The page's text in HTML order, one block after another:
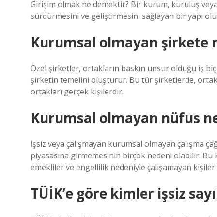
Girişim olmak ne demektir? Bir kurum, kuruluş
sürdürmesini ve geliştirmesini sağlayan bir yapı
Kurumsal olmayan şirkete
Özel şirketler, ortakların baskın unsur olduğu iş
şirketin temelini oluşturur. Bu tür şirketlerde, ortak
ortakları gerçek kişilerdir.
Kurumsal olmayan nüfus
İşsiz veya çalışmayan kurumsal olmayan çalışma
piyasasına girmemesinin birçok nedeni olabilir.
emekliler ve engellilik nedeniyle çalışamayan
TÜİK’e göre kimler işsiz